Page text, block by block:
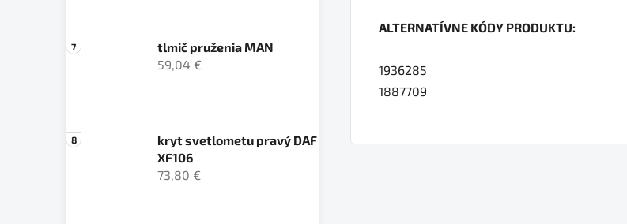
tlmič pruženia MAN
59,04 €
kryt svetlometu pravý DAF
XF106
73,80 €
ALTERNATÍVNE KÓDY PRODUKTU:
1936285
1887709